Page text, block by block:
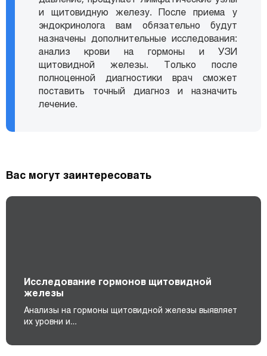
и щитовидную железу. После приема у
эндокринолога вам обязательно будут
назначены дополнительные исследования:
анализ крови на гормоны и УЗИ
щитовидной железы. Только после
полноценной диагностики врач сможет
поставить точный диагноз и назначить
лечение.
Вас могут заинтересовать
Исследование гормонов щитовидной
железы
Анализы на гормоны щитовидной железы выявляет
их уровни и…